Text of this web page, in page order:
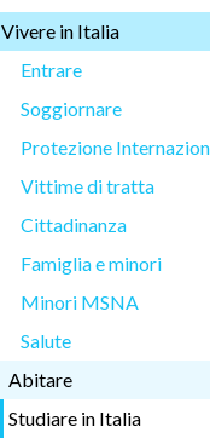
Vivere in Italia
Entrare
Soggiornare
Protezione
Vittime di tratta
Cittadinanza
Famiglia e minori
Minori MSNA
Salute
Abitare
Studiare in Italia